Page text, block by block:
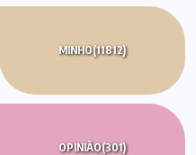
MINHO(11812)
OPINIÃO(301)